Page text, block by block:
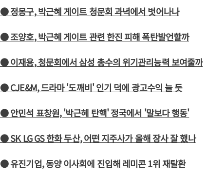
● 정몽구, 박근혜 게이트 청문회 과녁에서 벗어나나
● 조양호, 박근혜 게이트 관련 한진 피해 폭탄발언할까
● 이재용, 청문회에서 삼성 총수의 위기관리능력 보여줄까
● CJE&M, 드라마 '도깨비' 인기 덕에 광고수익 늘 듯
● 안민석 표창원, '박근혜 탄핵' 정국에서 '말보다 행동'
● SK LG GS 한화 두산, 어떤 지주사가 올해 장사 잘 했나
● 유진기업, 동양 이사회에 진입해 레미콘 1위 재탈환